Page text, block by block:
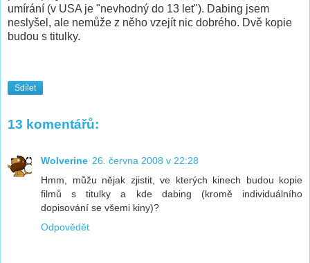
umírání (v USA je "nevhodný do 13 let"). Dabing jsem
neslyšel, ale nemůže z něho vzejít nic dobrého. Dvě kopie
budou s titulky.
Sdílet
13 komentářů:
Wolverine 26. června 2008 v 22:28
Hmm, můžu nějak zjistit, ve kterých kinech budou kopie
filmů s titulky a kde dabing (kromě individuálního
dopisování se všemi kiny)?
Odpovědět